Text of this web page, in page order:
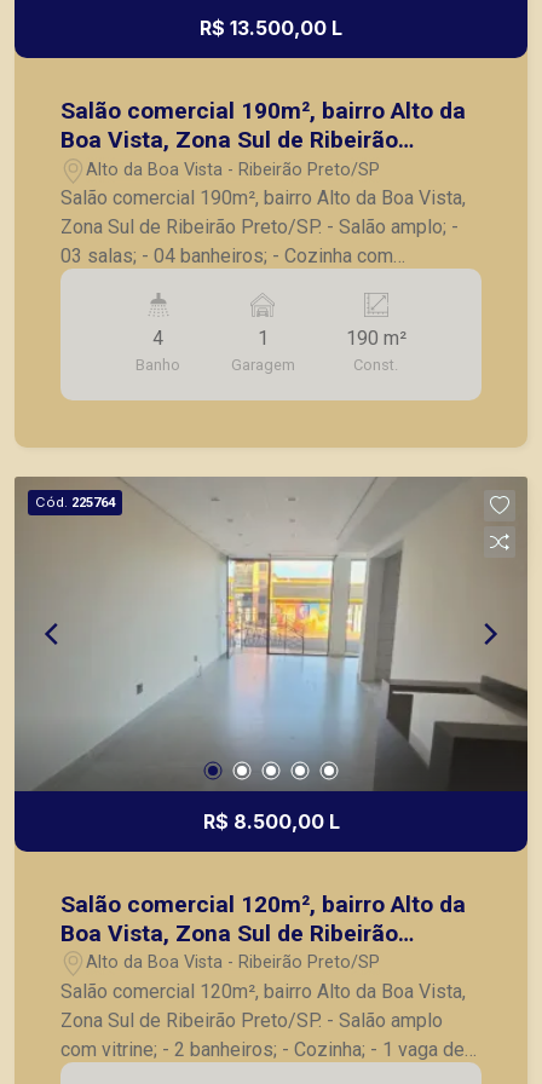
R$ 13.500,00 L
Salão comercial 190m², bairro Alto da
Boa Vista, Zona Sul de Ribeirão
Preto/SP.
Alto da Boa Vista - Ribeirão Preto/SP
Salão comercial 190m², bairro Alto da Boa Vista,
Zona Sul de Ribeirão Preto/SP. - Salão amplo; -
03 salas; - 04 banheiros; - Cozinha com
churrasqueira; - Corredor lateral; - 01 vaga de
seus clientes com agilidade e segurança, em
locação, vendas de imóveis prontos, usados ou
mesmo nos principais lançamentos da cidade de
4
Banho
1
Garagem
190 m²
Const.
Cód. 225764
R$ 8.500,00 L
Salão comercial 120m², bairro Alto da
Boa Vista, Zona Sul de Ribeirão
Preto/SP.
Alto da Boa Vista - Ribeirão Preto/SP
Salão comercial 120m², bairro Alto da Boa Vista,
Zona Sul de Ribeirão Preto/SP. - Salão amplo
com vitrine; - 2 banheiros; - Cozinha; - 1 vaga de
garagem. A Piramid tem como objetivo atender